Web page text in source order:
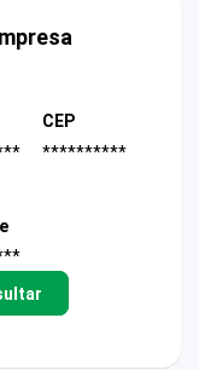
CEP
**********